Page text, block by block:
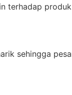
terhadap
sehingga